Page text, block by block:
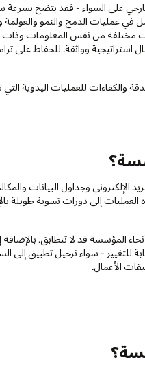
على السواء - فقد يتضح
في عمليات الدمج والنمو
مختلفة من نفس المعلومات وذات
استراتيجية وواثقة. للحفاظ على
والكفاءات للعمليات اليدوية
وجداول البيانات
إلى دورات تسوية طويلة
المؤسسة قد لا تتطابق. بالإضافة
- سواء ترحيل تطبيق إلى
الأعمال.